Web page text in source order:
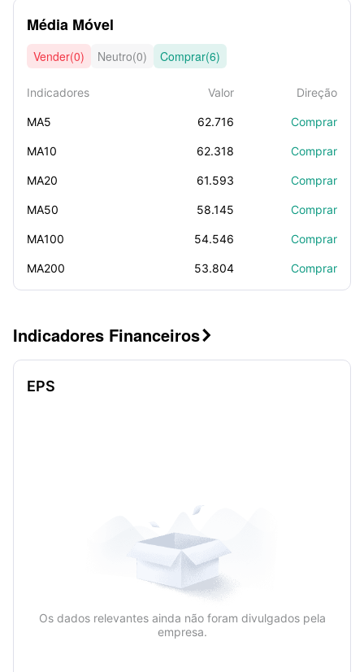
Média Móvel
Vender(0) Neutro(0) Comprar(6)
Indicadores Valor Direção
MA5 62.716 Comprar
MA10 62.318 Comprar
MA20 61.593 Comprar
MA50 58.145 Comprar
MA100 54.546 Comprar
MA200 53.804 Comprar
Indicadores Financeiros
EPS
Os dados relevantes ainda não foram divulgados pela
empresa.